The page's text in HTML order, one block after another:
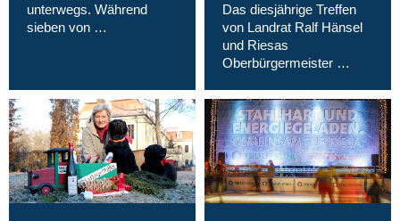
unterwegs. Während
sieben von …
Das diesjährige Treffen
von Landrat Ralf Hänsel
und Riesas
Oberbürgermeister …